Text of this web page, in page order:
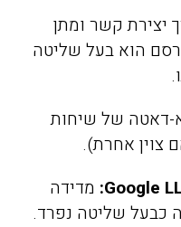
יצירת קשר ומתן
הוא בעל שליטה
דאטה של שיחות
צוין אחרת).
Google מדידה
כבעל שליטה נפרד.